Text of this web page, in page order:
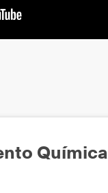
Química